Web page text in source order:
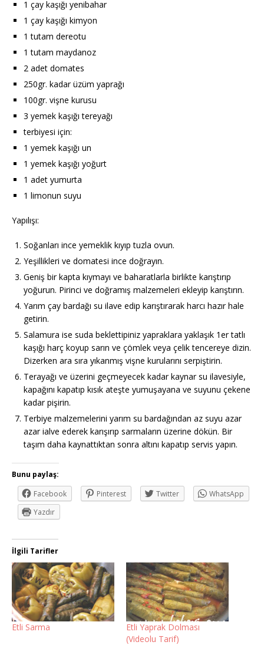
1 çay kaşığı yenibahar
1 çay kaşığı kimyon
1 tutam dereotu
1 tutam maydanoz
2 adet domates
250gr. kadar üzüm yaprağı
100gr. vişne kurusu
3 yemek kaşığı tereyağı
terbiyesi için:
1 yemek kaşığı un
1 yemek kaşığı yoğurt
1 adet yumurta
1 limonun suyu
Yapılışı:
Soğanları ince yemeklik kıyıp tuzla ovun.
Yeşillikleri ve domatesi ince doğrayın.
Geniş bir kapta kıymayı ve baharatlarla birlikte karıştırıp
yoğurun. Pirinci ve doğramış malzemeleri ekleyip karıştırın.
Yarım çay bardağı su ilave edip karıştırarak harcı hazır hale
getirin.
Salamura ise suda beklettipiniz yapraklara yaklaşık 1er tatlı
kaşığı harç koyup sarın ve çömlek veya çelik tencereye dizin.
Dizerken ara sıra yıkanmış vişne kurularını serpiştirin.
Terayağı ve üzerini geçmeyecek kadar kaynar su ilavesiyle,
kapağını kapatıp kısık ateşte yumuşayana ve suyunu çekene
kadar pişirin.
Terbiye malzemelerini yarım su bardağından az suyu azar
azar ialve ederek karışırıp sarmaların üzerine dökün. Bir
taşım daha kaynattıktan sonra altını kapatıp servis yapın.
Bunu paylaş:
Facebook
Pinterest Twitter
WhatsApp
Yazdır
İlgili Tarifler
Etli Sarma
Etli Yaprak Dolması
(Videolu Tarif)